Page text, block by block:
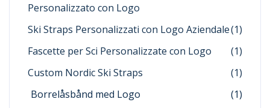
Personalizzato con Logo
Ski Straps Personalizzati con Logo Aziendale(1)
Fascette per Sci Personalizzate con Logo
(1)
Custom Nordic Ski Straps
(1)
Borrelåsbånd med Logo
(1)